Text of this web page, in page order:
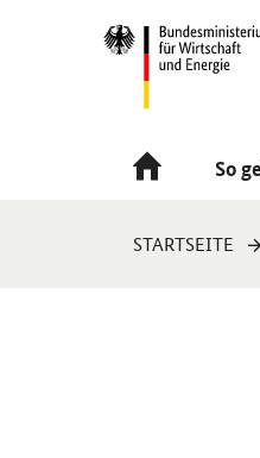
Navigation
Hauptmenü
So
Sie
STARTSEITE